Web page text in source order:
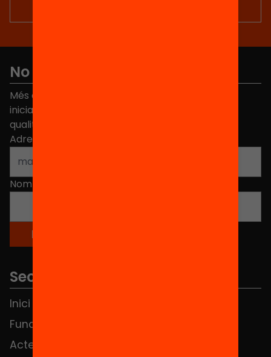
No et perdis res
Més de 40.000 persones ja han triat Equitat. Rep
iniciatives, propostes i projectes per millorar la
qualitat de l'educació a Catalunya.
Adreça electrònica
Nom
Seccions
Inici
Fundació
Actes